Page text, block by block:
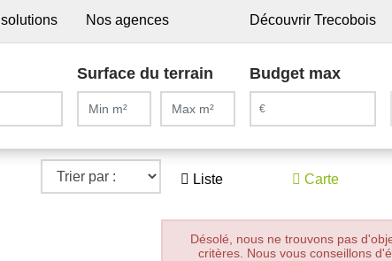
Nos agences Découvrir Trecobois
Surface du terrain Budget max
Liste Carte
Désolé, nous ne trouvons pas
critères. Nous vous conseillons